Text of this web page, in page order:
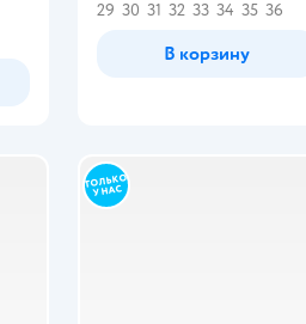
29 30 31 32 33 34 35 36
В корзину